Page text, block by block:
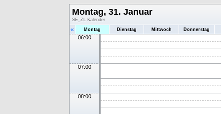
Montag, 31. Januar
SE_ZL Kalender
« Montag Dienstag Mittwoch Donnerstag
06:00
07:00
08:00